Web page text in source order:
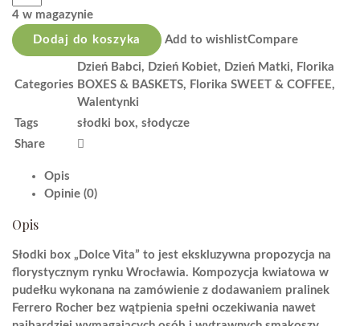
box
'Dolce
Vita'
quantity
4 w magazynie
Dodaj do koszyka Add to wishlistCompare
Categories
Dzień Babci, Dzień Kobiet, Dzień Matki, Florika
BOXES & BASKETS, Florika SWEET & COFFEE,
Walentynki
Tags
słodki box, słodycze
Share
Opis
Opinie (0)
Opis
Słodki box „Dolce Vita” to jest ekskluzywna propozycja na
florystycznym rynku Wrocławia. Kompozycja kwiatowa w
pudełku wykonana na zamówienie z dodawaniem pralinek
Ferrero Rocher bez wątpienia spełni oczekiwania nawet